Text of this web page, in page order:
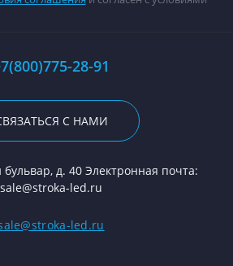
28-91
С НАМИ
д. 40 Электронная почта:
sale@stroka-led.ru
led.ru